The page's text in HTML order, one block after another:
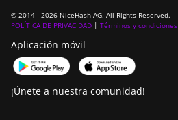
© 2014 - 2026 NiceHash AG. All Rights Reserved.
POLÍTICA DE PRIVACIDAD | Términos y condiciones
Aplicación móvil
¡Únete a nuestra comunidad!